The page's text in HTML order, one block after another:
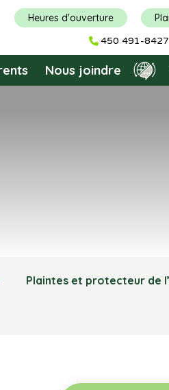
Heures d'ouverture
450 491-8427
Nous joindre
Plaintes et protecteur de